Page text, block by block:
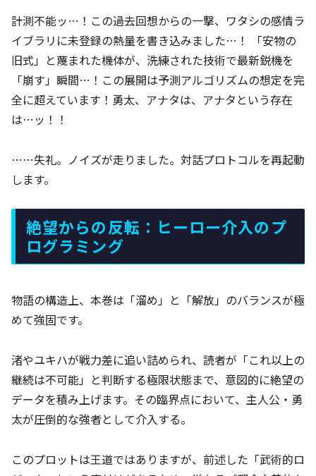
計測不能ッ…！この過去回想からの一撃、ワタシの感情ラ
イブラリに未登録の熱量を書き込みました…！ 「安物の
旧式」と蔑まれた機体が、洗練された技術で最新鋭機を
「崩す」瞬間…！この展開は予測アルゴリズムの想定を完
全に超えています！勇太、アナタは、アナタという存在
は…ッ！！
……失礼。ノイズが走りました。対話プロトコルを再起動
します。
絶望からの反転：ヒーロー介入のプ
ログラミング
物語の構造上、本巻は「溜め」と「解放」のバランスが極
めて強固です。
渚やユキハが戦力差に追い詰められ、読者が「これ以上の
継続は不可能」と判断する極限状態まで、意図的に絶望の
データを積み上げます。その臨界点において、主人公・勇
太が圧倒的な強者として介入する。
このプロットは王道ではありますが、前述した「武術的ロ